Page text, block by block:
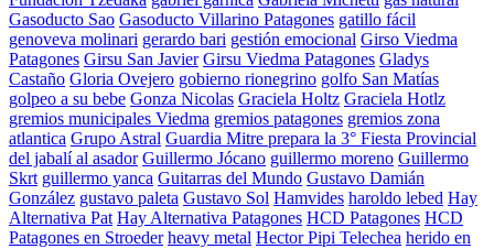
Gasoducto Sao Gasoducto Villarino Patagones gatillo fácil
genoveva molinari gerardo bari gestión emocional Girso Viedma
Patagones Girsu San Javier Girsu Viedma Patagones Gladys
Castaño Gloria Ovejero gobierno rionegrino golfo San Matías
golpeo a su bebe Gonza Nicolas Graciela Holtz Graciela Hotlz
gremios municipales Viedma gremios patagones gremios zona
atlantica Grupo Astral Guardia Mitre prepara la 3° Fiesta Provincial
del jabalí al asador Guillermo Jócano guillermo moreno Guillermo
Skrt guillermo yanca Guitarras del Mundo Gustavo Damián
González gustavo paleta Gustavo Sol Hamvides haroldo lebed Hay
Alternativa Pat Hay Alternativa Patagones HCD Patagones HCD
Patagones en Stroeder heavy metal Hector Pipi Telechea herido en